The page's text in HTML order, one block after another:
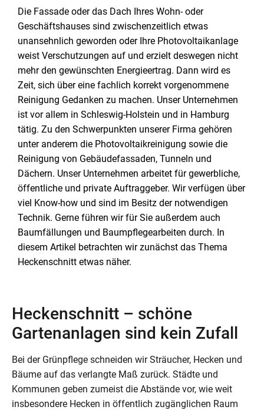
Die Fassade oder das Dach Ihres Wohn- oder
Geschäftshauses sind zwischenzeitlich etwas
unansehnlich geworden oder Ihre Photovoltaikanlage
weist Verschutzungen auf und erzielt deswegen nicht
mehr den gewünschten Energieertrag. Dann wird es
Zeit, sich über eine fachlich korrekt vorgenommene
Reinigung Gedanken zu machen. Unser Unternehmen
ist vor allem in Schleswig-Holstein und in Hamburg
tätig. Zu den Schwerpunkten unserer Firma gehören
unter anderem die Photovoltaikreinigung sowie die
Reinigung von Gebäudefassaden, Tunneln und
Dächern. Unser Unternehmen arbeitet für gewerbliche,
öffentliche und private Auftraggeber. Wir verfügen über
viel Know-how und sind im Besitz der notwendigen
Technik. Gerne führen wir für Sie außerdem auch
Baumfällungen und Baumpflegearbeiten durch. In
diesem Artikel betrachten wir zunächst das Thema
Heckenschnitt etwas näher.
Heckenschnitt – schöne
Gartenanlagen sind kein Zufall
Bei der Grünpflege schneiden wir Sträucher, Hecken und
Bäume auf das verlangte Maß zurück. Städte und
Kommunen geben zumeist die Abstände vor, wie weit
insbesondere Hecken in öffentlich zugänglichen Raum